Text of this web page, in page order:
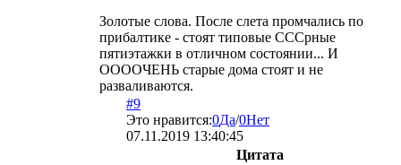
Золотые слова. После слета промчались по
прибалтике - стоят типовые СССрные
пятиэтажки в отличном состоянии... И
ООООЧЕНЬ старые дома стоят и не
разваливаются.
#9
Это нравится:0Да/0Нет
07.11.2019 13:40:45
Цитата